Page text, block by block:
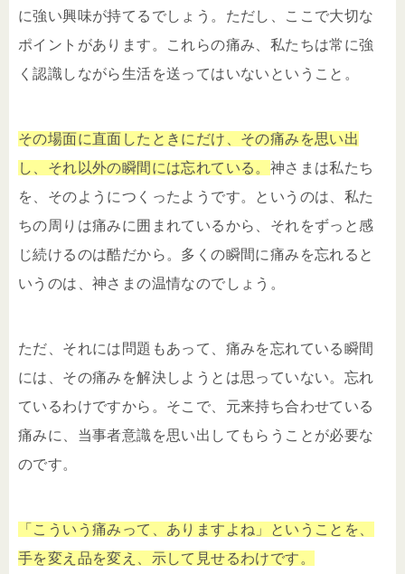
に強い興味が持てるでしょう。ただし、ここで大切な
ポイントがあります。これらの痛み、私たちは常に強
く認識しながら生活を送ってはいないということ。
その場面に直面したときにだけ、その痛みを思い出
し、それ以外の瞬間には忘れている。 神さまは私たち
を、そのようにつくったようです。というのは、私た
ちの周りは痛みに囲まれているから、それをずっと感
じ続けるのは酷だから。多くの瞬間に痛みを忘れると
いうのは、神さまの温情なのでしょう。
ただ、それには問題もあって、痛みを忘れている瞬間
には、その痛みを解決しようとは思っていない。忘れ
ているわけですから。そこで、元来持ち合わせている
痛みに、当事者意識を思い出してもらうことが必要な
のです。
「こういう痛みって、ありますよね」ということを、
手を変え品を変え、示して見せるわけです。